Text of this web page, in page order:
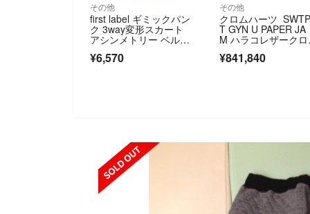
その他
first label ギミックパン
ク 3way変形スカート
アシンメトリー ベル
ン ユニセックス 黒ブ
¥6,570
その他
クロムハーツ
T GYN U PAPER JA
M ハラコレザークロ
グパンツ メンズ S
¥841,840